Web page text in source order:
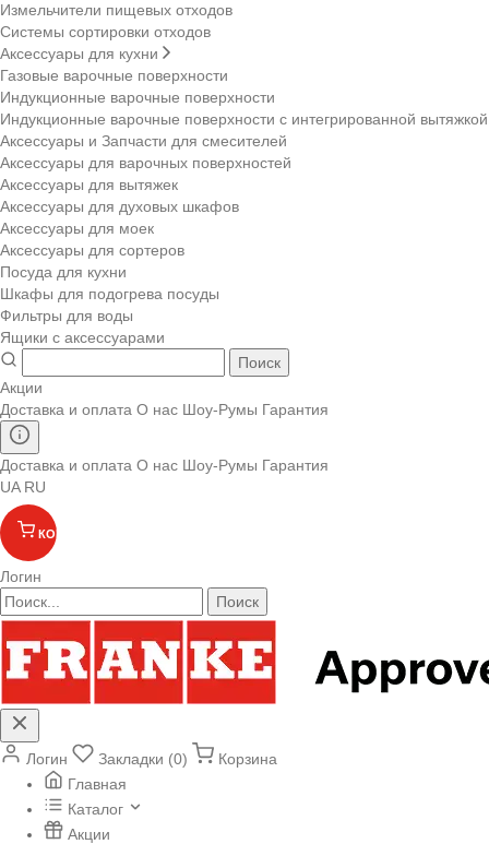
Измельчители пищевых отходов
Системы сортировки отходов
Аксессуары для кухни
Газовые варочные поверхности
Индукционные варочные поверхности
Индукционные варочные поверхности с интегрированной вытяжкой
Аксессуары и Запчасти для смесителей
Аксессуары для варочных поверхностей
Аксессуары для вытяжек
Аксессуары для духовых шкафов
Аксессуары для моек
Аксессуары для сортеров
Посуда для кухни
Шкафы для подогрева посуды
Фильтры для воды
Ящики с аксессуарами
Поиск
Акции
Доставка и оплата О нас Шоу-Румы Гарантия
Доставка и оплата О нас Шоу-Румы Гарантия
UA RU
КОРЗИНА
Логин
Поиск
Логин Закладки (0)
Корзина
Главная
Каталог
Акции